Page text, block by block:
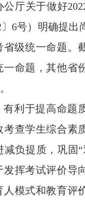
厅关于做好
6号）明确提出
省级统一命题。
命题，其他省
利于提高命题
查学生综合素
负提质，巩固
挥考试评价导
模式和教育评